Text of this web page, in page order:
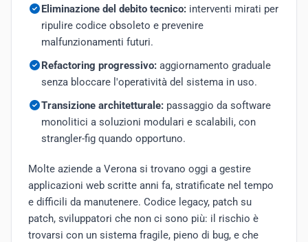
Eliminazione del debito tecnico:interventi mirati per
ripulire codice obsoleto e prevenire
malfunzionamenti futuri.
Refactoring progressivo:aggiornamento graduale
senza bloccare l'operatività del sistema in uso.
Transizione architetturale:passaggio da software
monolitici a soluzioni modulari e scalabili, con
strangler-fig quando opportuno.
Molte aziende a Verona si trovano oggi a gestire
applicazioni web scritte anni fa, stratificate nel tempo
e difficili da manutenere. Codice legacy, patch su
patch, sviluppatori che non ci sono più: il rischio è
trovarsi con un sistema fragile, pieno di bug, e che